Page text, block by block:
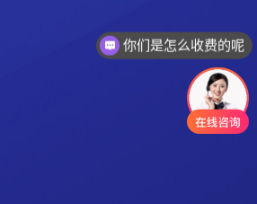
你们是怎么收费的呢